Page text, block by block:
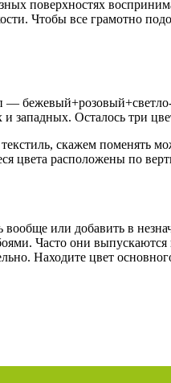
поверхностях
Чтобы все грамотно
—
западных. Осталось три
скажем поменять
цвета расположены по
или добавить в
Часто они выпускаются
Находите цвет